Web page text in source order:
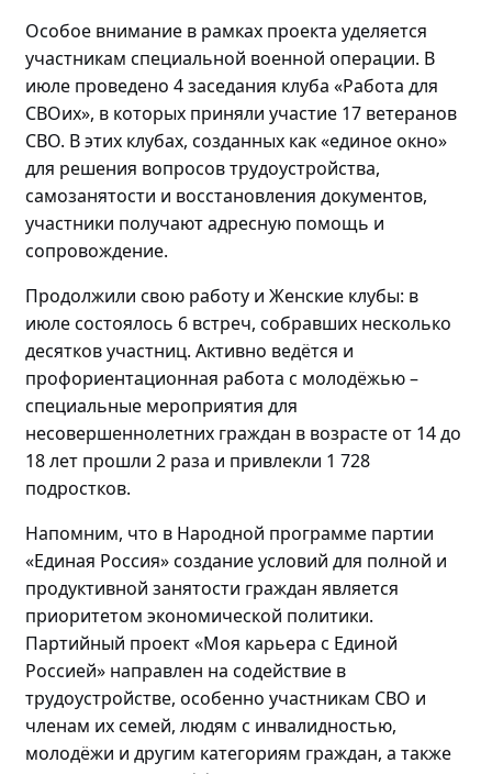
Особое внимание в рамках проекта уделяется
участникам специальной военной операции. В
июле проведено 4 заседания клуба «Работа для
СВОих», в которых приняли участие 17 ветеранов
СВО. В этих клубах, созданных как «единое окно»
для решения вопросов трудоустройства,
самозанятости и восстановления документов,
участники получают адресную помощь и
сопровождение.
Продолжили свою работу и Женские клубы: в
июле состоялось 6 встреч, собравших несколько
десятков участниц. Активно ведётся и
профориентационная работа с молодёжью–
специальные мероприятия для
несовершеннолетних граждан в возрасте от 14 до
18 лет прошли 2 раза и привлекли 1 728
подростков.
Напомним, что в Народной программе партии
«Единая Россия» создание условий для полной и
продуктивной занятости граждан является
приоритетом экономической политики.
Партийный проект «Моя карьера с Единой
Россией» направлен на содействие в
трудоустройстве, особенно участникам СВО и
членам их семей, людям с инвалидностью,
молодёжи и другим категориям граждан, а также